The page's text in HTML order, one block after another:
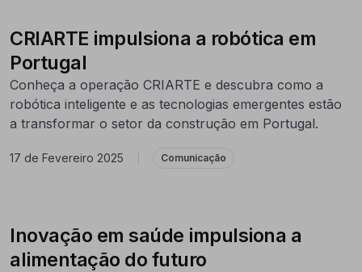
CRIARTE impulsiona a robótica em
Portugal
Conheça a operação CRIARTE e descubra como a
robótica inteligente e as tecnologias emergentes estão
a transformar o setor da construção em Portugal.
17 de Fevereiro 2025 Comunicação
Inovação em saúde impulsiona a
alimentação do futuro